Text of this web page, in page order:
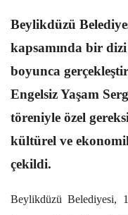
Beylikdüzü
kapsamında bir
boyunca
Engelsiz Yaşam
töreniyle özel
kültürel ve
çekildi.
Beylikdüzü Belediyesi,